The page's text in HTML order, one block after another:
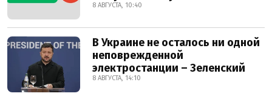
8 АВГУСТА, 10:40
В Украине не осталось ни одной
неповрежденной
электростанции – Зеленский
8 АВГУСТА, 14:10